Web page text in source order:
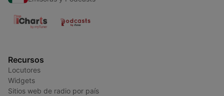
Recursos
Locutores
Widgets
Sitios web de radio por país